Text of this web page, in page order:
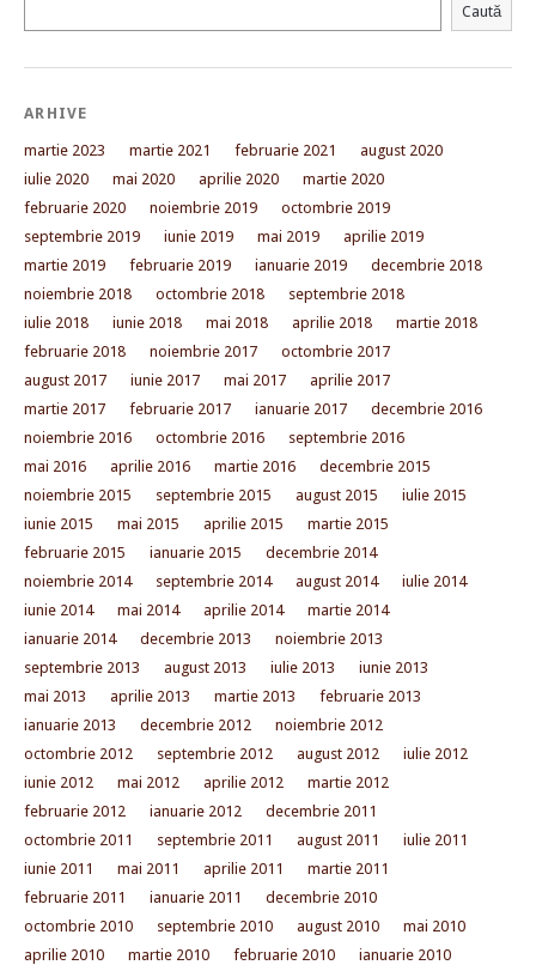
Caută
ARHIVE
martie 2023 martie 2021 februarie 2021
august 2020
iulie 2020
mai 2020 aprilie 2020
martie 2020
februarie 2020
noiembrie 2019
octombrie 2019
septembrie 2019
iunie 2019 mai 2019
aprilie 2019
martie 2019
februarie 2019 ianuarie 2019
decembrie 2018
noiembrie 2018
octombrie 2018
septembrie 2018
iulie 2018
iunie 2018 mai 2018 aprilie 2018
martie 2018
februarie 2018
noiembrie 2017
octombrie 2017
august 2017
iunie 2017 mai 2017
aprilie 2017
martie 2017
februarie 2017 ianuarie 2017
decembrie 2016
noiembrie 2016
octombrie 2016
septembrie 2016
mai 2016
aprilie 2016 martie 2016
decembrie 2015
noiembrie 2015
septembrie 2015 august 2015
iulie 2015
iunie 2015
mai 2015 aprilie 2015
martie 2015
februarie 2015
ianuarie 2015
decembrie 2014
noiembrie 2014
septembrie 2014 august 2014
iulie 2014
iunie 2014
mai 2014 aprilie 2014
martie 2014
ianuarie 2014
decembrie 2013
noiembrie 2013
septembrie 2013
august 2013 iulie 2013
iunie 2013
mai 2013
aprilie 2013 martie 2013
februarie 2013
ianuarie 2013
decembrie 2012
noiembrie 2012
octombrie 2012
septembrie 2012 august 2012
iulie 2012
iunie 2012
mai 2012 aprilie 2012
martie 2012
februarie 2012
ianuarie 2012
decembrie 2011
octombrie 2011
septembrie 2011 august 2011
iulie 2011
iunie 2011
mai 2011 aprilie 2011
martie 2011
februarie 2011
ianuarie 2011
decembrie 2010
octombrie 2010
septembrie 2010 august 2010
mai 2010
aprilie 2010
martie 2010 februarie 2010 ianuarie 2010